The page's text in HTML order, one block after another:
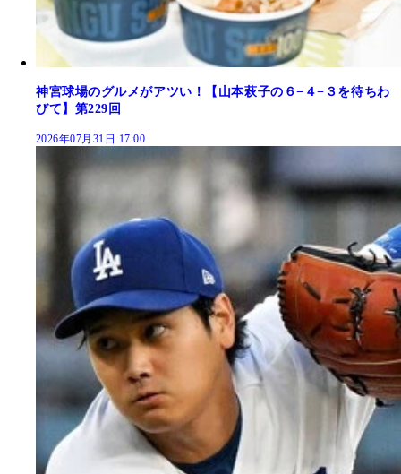
神宮球場のグルメがアツい！【山本萩子の６−４−３を待ちわ
びて】第229回
2026年07月31日 17:00